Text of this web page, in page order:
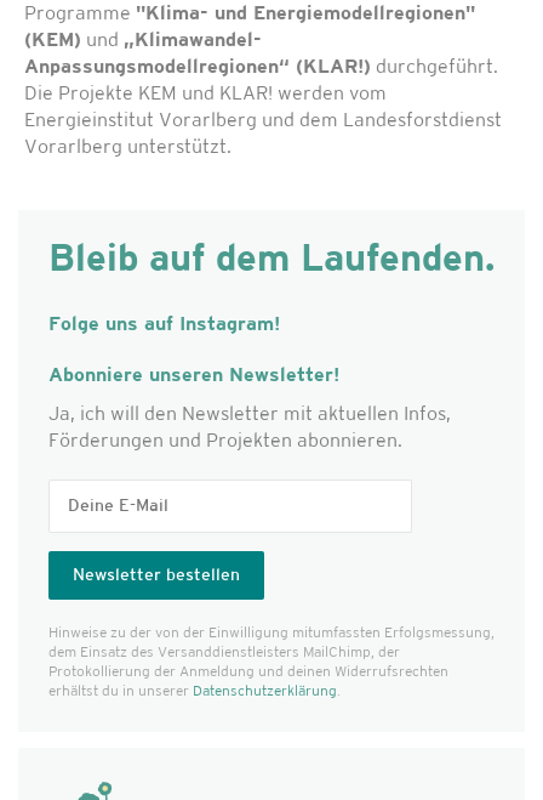
Programme "Klima- und Energiemodellregionen"
(KEM) und „Klimawandel-
Anpassungsmodellregionen“ (KLAR!) durchgeführt.
Die Projekte KEM und KLAR! werden vom
Energieinstitut Vorarlberg und dem Landesforstdienst
Vorarlberg unterstützt.
Bleib auf dem Laufenden.
Folge uns auf Instagram!
Abonniere unseren Newsletter!
Ja, ich will den Newsletter mit aktuellen Infos,
Förderungen und Projekten abonnieren.
Hinweise zu der von der Einwilligung mitumfassten Erfolgs­messung,
dem Einsatz des Versanddienst­leisters MailChimp, der
Protokollierung der Anmeldung und deinen Widerrufsrechten
erhältst du in unserer Datenschutzerklärung.